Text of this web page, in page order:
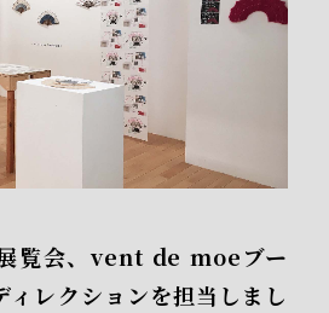
覧会、vent de moeブー
ィレクションを担当しまし